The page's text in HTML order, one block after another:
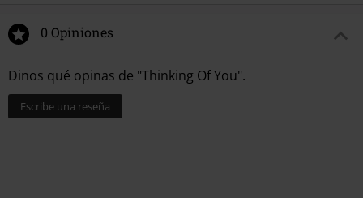
0 Opiniones
Dinos qué opinas de "Thinking Of You".
Escribe una reseña